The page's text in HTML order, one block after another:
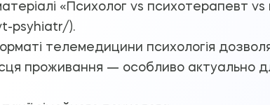
«Психолог vs психотерапевт vs
psyhiatr/).
телемедицини психологія
проживання — особливо актуально